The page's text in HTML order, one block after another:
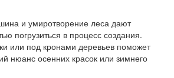
и умиротворение леса дают
погрузиться в процесс создания.
или под кронами деревьев поможет
нюанс осенних красок или зимнего